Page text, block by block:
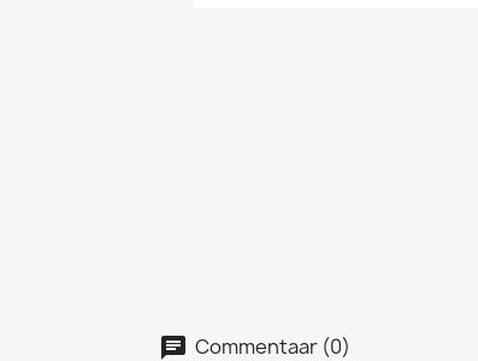
Commentaar (0)